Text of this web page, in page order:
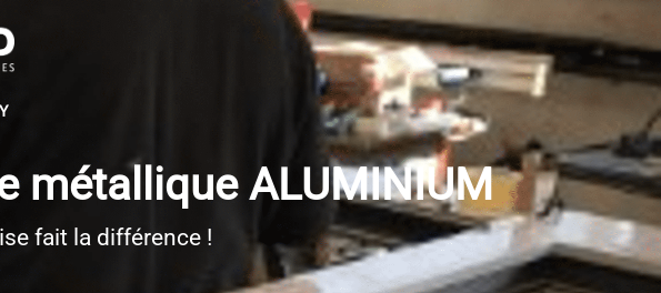
métallique ALUMINIUM
fait la différence !